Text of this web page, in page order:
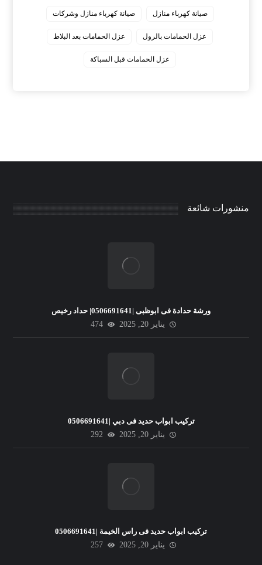
صيانة كهرباء منازل صيانة كهرباء منازل وشركات
عزل الحمامات بالرول عزل الحمامات بعد البلاط
عزل الحمامات قبل السباكة
منشورات شائعة
ورشة حدادة فى ابوظبى |0506691641| حداد رخيص
يناير 20, 2025
474
تركيب ابواب حديد فى دبي |0506691641
يناير 20, 2025
292
تركيب ابواب حديد فى راس الخيمة |0506691641
يناير 20, 2025
257